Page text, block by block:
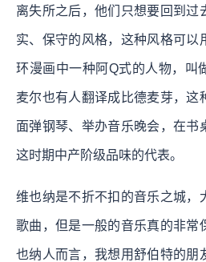
离失所之后，他们只想要回到过
实、保守的风格，这种风格可以
环漫画中一种阿Q式的人物，叫
麦尔也有人翻译成比德麦芽，这
面弹钢琴、举办音乐晚会，在书
这时期中产阶级品味的代表。
维也纳是不折不扣的音乐之城，
歌曲，但是一般的音乐真的非常
也纳人而言，我想用舒伯特的朋